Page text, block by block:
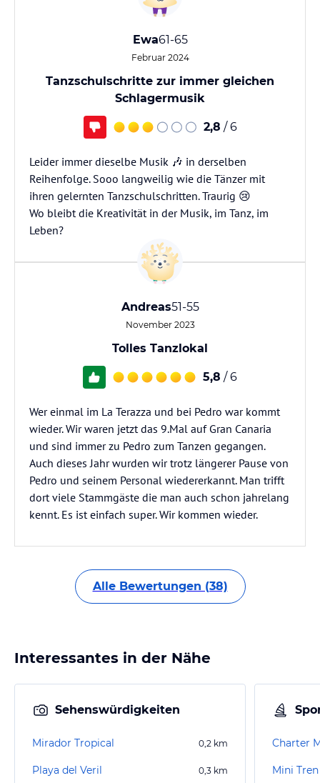
Ewa61-65
Februar 2024
Tanzschulschritte zur immer gleichen
Schlagermusik
2,8 / 6
Leider immer dieselbe Musik 🎶 in derselben
Reihenfolge. Sooo langweilig wie die Tänzer mit
ihren gelernten Tanzschulschritten. Traurig 😢
Wo bleibt die Kreativität in der Musik, im Tanz, im
Andreas51-55
November 2023
Tolles Tanzlokal
5,8 / 6
Wer einmal im La Terazza und bei Pedro war kommt
wieder. Wir waren jetzt das 9.Mal auf Gran Canaria
und sind immer zu Pedro zum Tanzen gegangen.
Auch dieses Jahr wurden wir trotz längerer Pause von
Pedro und seinem Personal wiedererkannt. Man trifft
dort viele Stammgäste die man auch schon jahrelang
kennt. Es ist einfach super. Wir kommen wieder.
Alle Bewertungen (38)
Interessantes in der Nähe
Sehenswürdigkeiten
Mirador Tropical 0,2 km
Playa del Veril 0,3 km
Charter
Mini Tren